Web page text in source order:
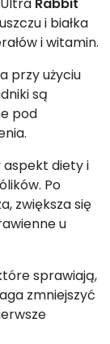
i białka
i witamin.
przy użyciu
są
pod
aspekt diety i
Po
zwiększa się
u
sprawiają,
zmniejszyć